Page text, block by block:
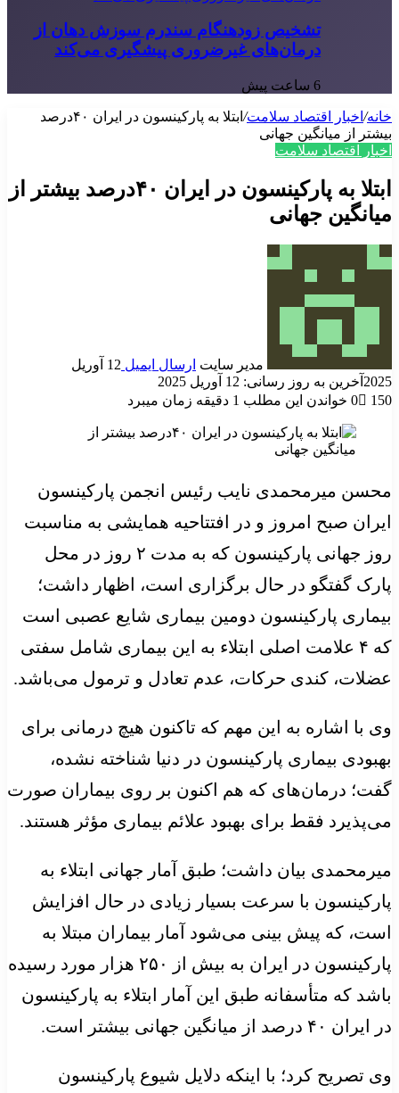
تشخیص زودهنگام سندرم سوزش دهان از
درمان‌های غیرضروری پیشگیری می‌کند
6 ساعت پیش
خانه/ اخبار اقتصاد سلامت/
ابتلا به پارکینسون در ایران ۴۰درصد
بیشتر از میانگین جهانی
اخبار اقتصاد سلامت
ابتلا به پارکینسون در ایران ۴۰درصد بیشتر از
میانگین جهانی
مدیر سایت ارسال ایمیل
12 آوریل
2025 آخرین به روز رسانی: 12 آوریل 2025
0
150 خواندن این مطلب 1 دقیقه زمان میبرد
محسن میرمحمدی نایب رئیس انجمن پارکینسون
ایران صبح امروز و در افتتاحیه همایشی به مناسبت
روز جهانی پارکینسون که به مدت ۲ روز در محل
پارک گفتگو در حال برگزاری است، اظهار داشت؛
بیماری پارکینسون دومین بیماری شایع عصبی است
که ۴ علامت اصلی ابتلاء به این بیماری شامل سفتی
عضلات، کندی حرکات، عدم تعادل و ترمول می‌باشد.
وی با اشاره به این مهم که تاکنون هیچ درمانی برای
بهبودی بیماری پارکینسون در دنیا شناخته نشده،
گفت؛ درمان‌های که هم اکنون بر روی بیماران صورت
می‌پذیرد فقط برای بهبود علائم بیماری مؤثر هستند.
میرمحمدی بیان داشت؛ طبق آمار جهانی ابتلاء به
پارکینسون با سرعت بسیار زیادی در حال افزایش
است، که پیش بینی می‌شود آمار بیماران مبتلا به
پارکینسون در ایران به بیش از ۲۵۰ هزار مورد رسیده
باشد که متأسفانه طبق این آمار ابتلاء به پارکینسون
در ایران ۴۰ درصد از میانگین جهانی بیشتر است.
وی تصریح کرد؛ با اینکه دلایل شیوع پارکینسون